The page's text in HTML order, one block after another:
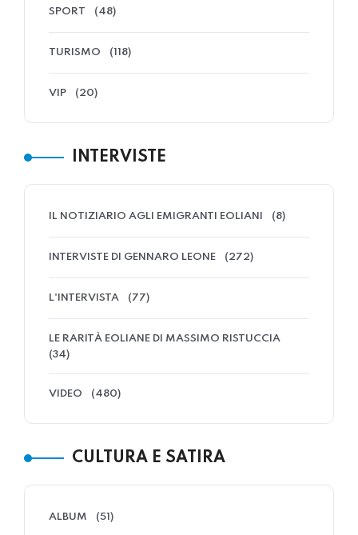
SPORT (48)
TURISMO (118)
VIP (20)
INTERVISTE
IL NOTIZIARIO AGLI EMIGRANTI EOLIANI (8)
INTERVISTE DI GENNARO LEONE (272)
L'INTERVISTA (77)
LE RARITÀ EOLIANE DI MASSIMO RISTUCCIA
(34)
VIDEO (480)
CULTURA E SATIRA
ALBUM (51)